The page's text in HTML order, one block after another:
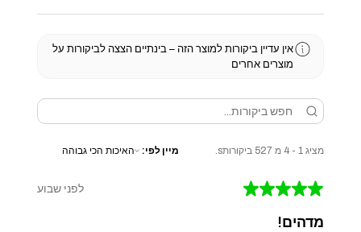
אין עדיין ביקורות למוצר הזה – בינתיים הצצה לביקורות על
מוצרים אחרים
מציג 1 - 4 מ 527 ביקורותs. מיין לפי:
★
★
★
★
★ לפני שבוע
מדהים!